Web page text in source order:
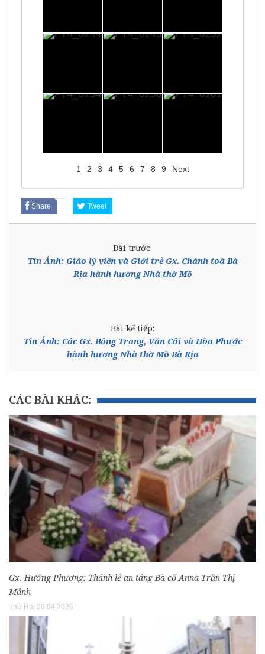
1 2 3 4 5 6 7 8 9 Next
Share Tweet
Bài trước:
Tin Ảnh: Giáo lý viên và Giới trẻ Gx. Chánh toà Bà
Rịa hành hương Nhà thờ Mồ
Bài kế tiếp:
Tin Ảnh: Các Gx. Bông Trang, Văn Côi và Hòa Phước
hành hương Nhà thờ Mồ Bà Rịa
CÁC BÀI KHÁC:
Gx. Hướng Phương: Thánh lễ an táng Bà cố Anna Trần Thị
Mảnh
Thứ Hai 20.04.2026